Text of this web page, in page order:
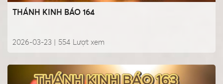
THÁNH KINH BÁO 164
2026-03-23 | Lượt xem
554